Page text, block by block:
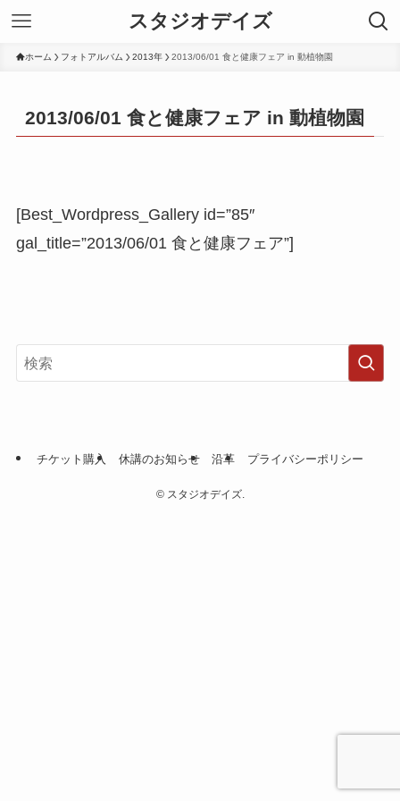
スタジオデイズ
ホーム フォトアルバム 2013年 2013/06/01 食と健康フェア in 動植物園
2013/06/01 食と健康フェア in 動植物園
[Best_Wordpress_Gallery id=”85″
gal_title=”2013/06/01 食と健康フェア”]
チケット購入 休講のお知らせ 沿革 プライバシーポリシー
©スタジオデイズ.